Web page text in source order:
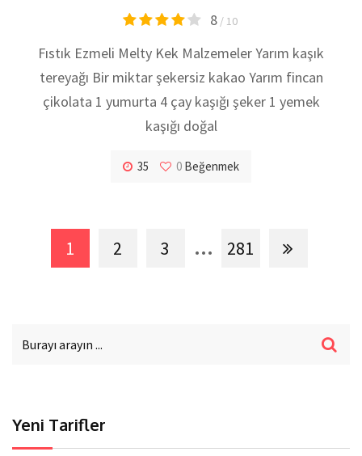
8/ 10
Fıstık Ezmeli Melty Kek Malzemeler Yarım kaşık
tereyağı Bir miktar şekersiz kakao Yarım fincan
çikolata 1 yumurta 4 çay kaşığı şeker 1 yemek
kaşığı doğal
35 0 Beğenmek
1 2 3 ... 281
Yeni Tarifler